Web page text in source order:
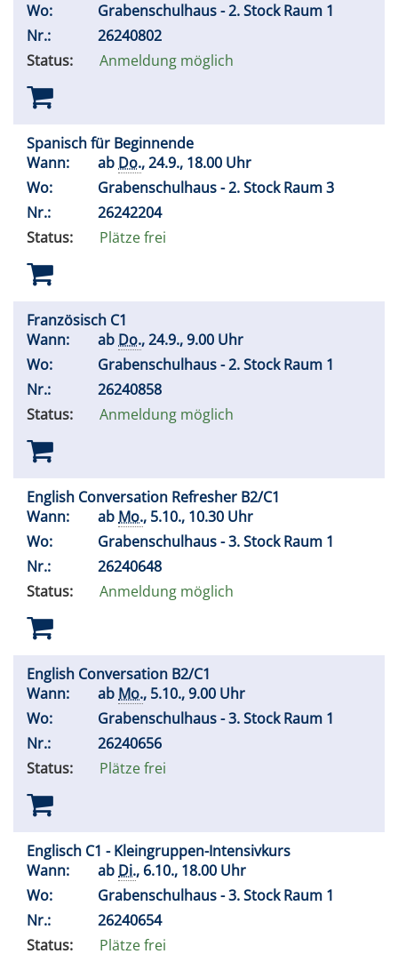
Wo:
Grabenschulhaus - 2. Stock Raum 1
Nr.:
26240802
Status:
Anmeldung möglich
Spanisch für Beginnende
Wann:
ab Do., 24.9., 18.00 Uhr
Wo:
Grabenschulhaus - 2. Stock Raum 3
Nr.:
26242204
Status:
Plätze frei
Französisch C1
Wann:
ab Do., 24.9., 9.00 Uhr
Wo:
Grabenschulhaus - 2. Stock Raum 1
Nr.:
26240858
Status:
Anmeldung möglich
English Conversation Refresher B2/C1
Wann:
ab Mo., 5.10., 10.30 Uhr
Wo:
Grabenschulhaus - 3. Stock Raum 1
Nr.:
26240648
Status:
Anmeldung möglich
English Conversation B2/C1
Wann:
ab Mo., 5.10., 9.00 Uhr
Wo:
Grabenschulhaus - 3. Stock Raum 1
Nr.:
26240656
Status:
Plätze frei
Englisch C1 - Kleingruppen-Intensivkurs
Wann:
ab Di., 6.10., 18.00 Uhr
Wo:
Grabenschulhaus - 3. Stock Raum 1
Nr.:
26240654
Status:
Plätze frei